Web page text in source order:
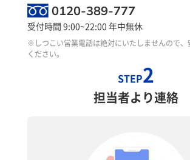
0120-389-777
受付時間 9:00~22:00 年中無休
※しつこい営業電話は絶対にいたしませんので、
ください。
STEP2
担当者より連絡